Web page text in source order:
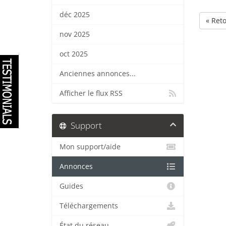
déc 2025
nov 2025
oct 2025
Anciennes annonces...
Afficher le flux RSS
«
Support
Mon support/aide
Annonces
Guides
Téléchargements